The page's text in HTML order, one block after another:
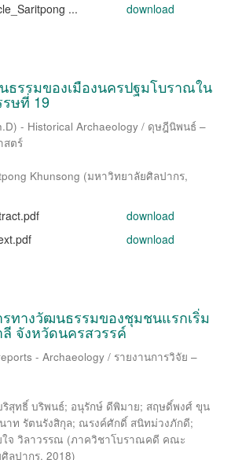
... download
รรมของเมืองนครปฐมโบราณใน
ษที่ 19
- Historical Archaeology / ดุษฎีนิพนธ์ –
สตร์
Khunsong (มหาวิทยาลัยศิลปากร,
download
download
ทางวัฒนธรรมของชุมชนแรกเริ่ม
ลี จังหวัดนครสวรรค์
- Archaeology / รายงานการวิจัย –
ริสุทธิ์ บริพนธ์; อนุรักษ์ ดีพิมาย; สฤษดิ์พงศ์ ขุน
าท รัตนรังสิกุล; ณรงค์ศักดิ์ สนิทม่วงภักดี;
ใจ วิลาวรรณ (ภาควิชาโบราณคดี คณะ
ลปากร, 2018)